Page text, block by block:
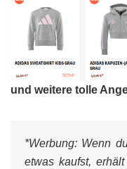
und weitere tolle
*Werbung: Wenn
etwas kaufst,